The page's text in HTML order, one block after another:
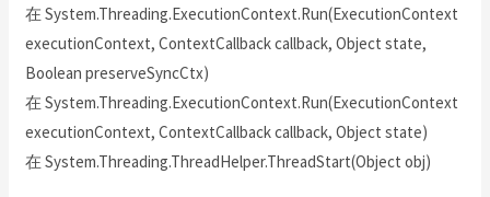
在 System.Threading.ExecutionContext.Run(ExecutionContext
executionContext, ContextCallback callback, Object state,
Boolean preserveSyncCtx)
在 System.Threading.ExecutionContext.Run(ExecutionContext
executionContext, ContextCallback callback, Object state)
在 System.Threading.ThreadHelper.ThreadStart(Object obj)